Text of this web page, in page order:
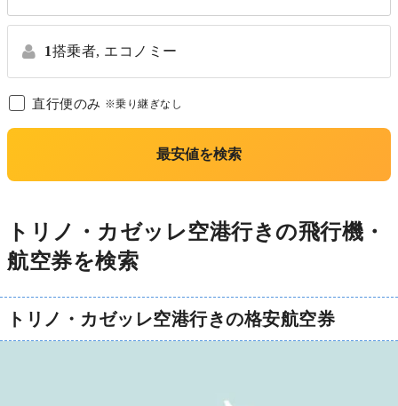
1搭乗者, エコノミー
直行便のみ ※乗り継ぎなし
最安値を検索
トリノ・カゼッレ空港行きの飛行機・
航空券を検索
トリノ・カゼッレ空港行きの格安航空券